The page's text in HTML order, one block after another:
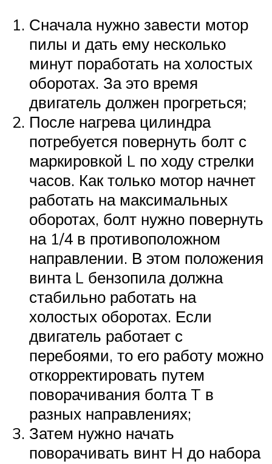
Сначала нужно завести мотор
пилы и дать ему несколько
минут поработать на холостых
оборотах. За это время
двигатель должен прогреться;
После нагрева цилиндра
потребуется повернуть болт с
маркировкой L по ходу стрелки
часов. Как только мотор начнет
работать на максимальных
оборотах, болт нужно повернуть
на 1/4 в противоположном
направлении. В этом положения
винта L бензопила должна
стабильно работать на
холостых оборотах. Если
двигатель работает с
перебоями, то его работу можно
откорректировать путем
поворачивания болта T в
разных направлениях;
Затем нужно начать
поворачивать винт H до набора